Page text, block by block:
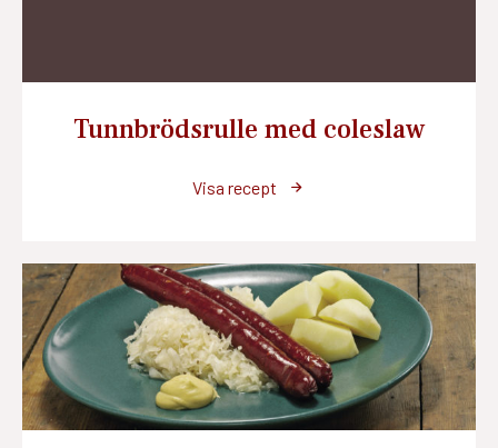
Tunnbrödsrulle med coleslaw
Visa recept